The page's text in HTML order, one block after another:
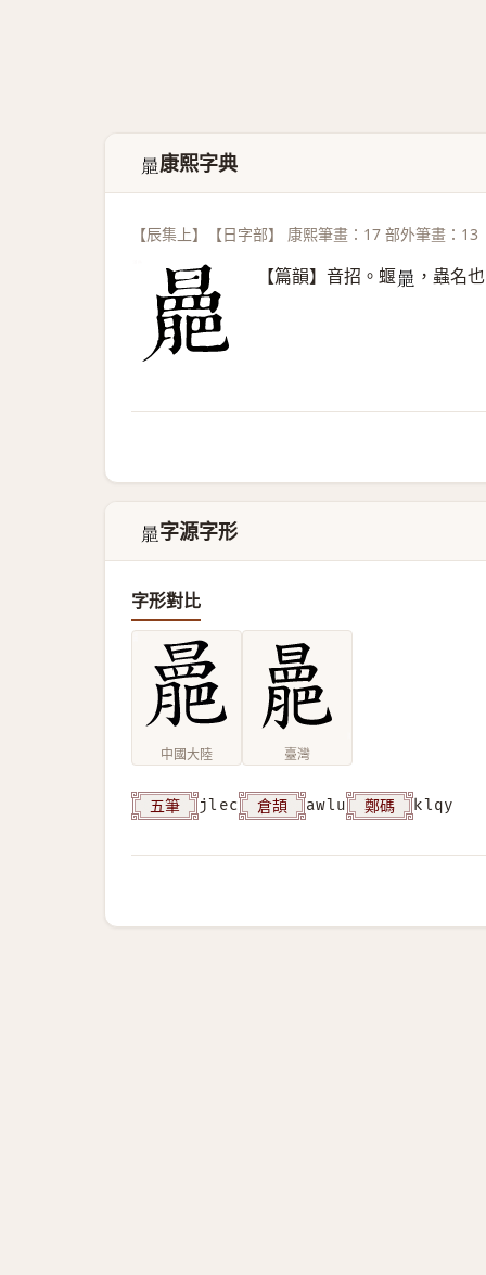
𣋍 康熙字典
【辰集上】【日字部】 康熙筆畫：17 部外筆畫：13
【篇韻】音招。蝘𣋍 ，蟲名
𣋍 字源字形
字形對比
中國大陸 臺灣
五筆 jlec 倉頡 awlu 鄭碼 klqy